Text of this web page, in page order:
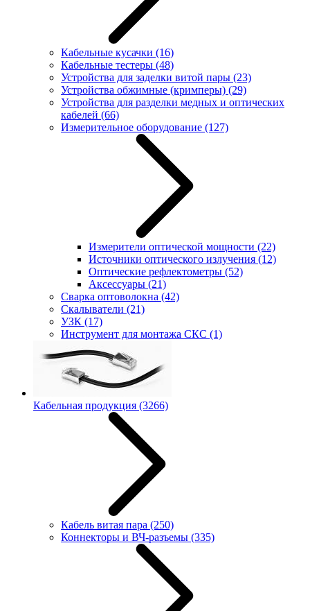
Кабельные кусачки (16)
Кабельные тестеры (48)
Устройства для заделки витой пары (23)
Устройства обжимные (кримперы) (29)
Устройства для разделки медных и оптических
кабелей (66)
Измерительное оборудование (127)
Измерители оптической мощности (22)
Источники оптического излучения (12)
Оптические рефлектометры (52)
Аксессуары (21)
Сварка оптоволокна (42)
Скалыватели (21)
УЗК (17)
Инструмент для монтажа СКС (1)
Кабельная продукция (3266)
Кабель витая пара (250)
Коннекторы и ВЧ-разъемы (335)